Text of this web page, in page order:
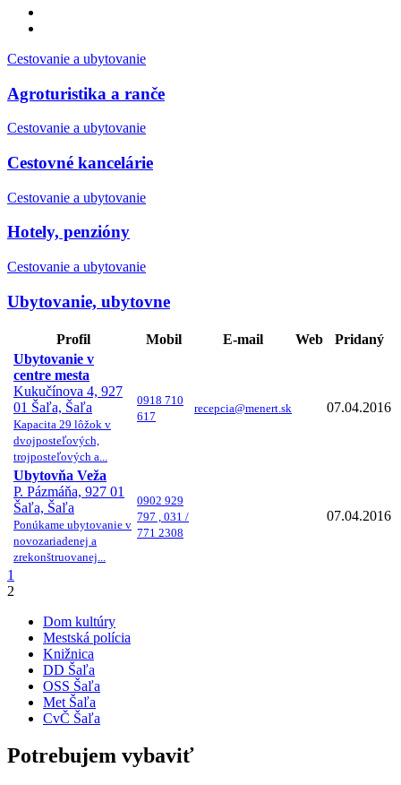
Cestovanie a ubytovanie
Agroturistika a ranče
Cestovanie a ubytovanie
Cestovné kancelárie
Cestovanie a ubytovanie
Hotely, penzióny
Cestovanie a ubytovanie
Ubytovanie, ubytovne
Profil Mobil E-mail Web
Pridaný
Ubytovanie v
centre mesta
Kukučínova 4, 927
01 Šaľa, Šaľa
Kapacita 29 lôžok v
dvojposteľových,
trojposteľových a...
0918 710
617
recepcia@menert.sk 07.04.2016
Ubytovňa Veža
P. Pázmáňa, 927 01
Šaľa, Šaľa
Ponúkame ubytovanie v
novozariadenej a
zrekonštruovanej...
0902 929
797 , 031 /
771 2308
07.04.2016
1
2
Dom kultúry
Mestská polícia
Knižnica
DD Šaľa
OSS Šaľa
Met Šaľa
CvČ Šaľa
Potrebujem vybaviť